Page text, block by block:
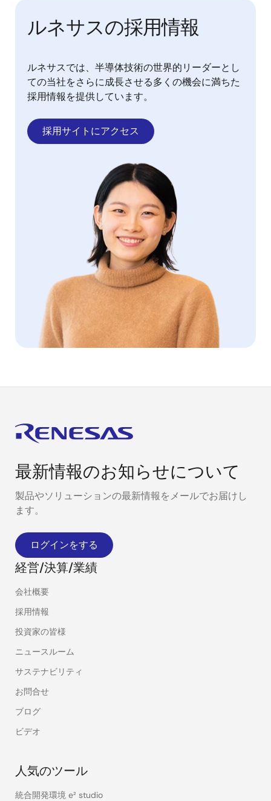
ルネサスの採用情報
ルネサスでは、半導体技術の世界的リーダーとし
ての当社をさらに成長させる多くの機会に満ちた
採用情報を提供しています。
採用サイトにアクセス
最新情報のお知らせについて
製品やソリューションの最新情報をメールでお届けし
ます。
ログインをする
経営/決算/業績
会社概要
採用情報
投資家の皆様
ニュースルーム
サステナビリティ
お問合せ
ブログ
ビデオ
人気のツール
統合開発環境 e² studio